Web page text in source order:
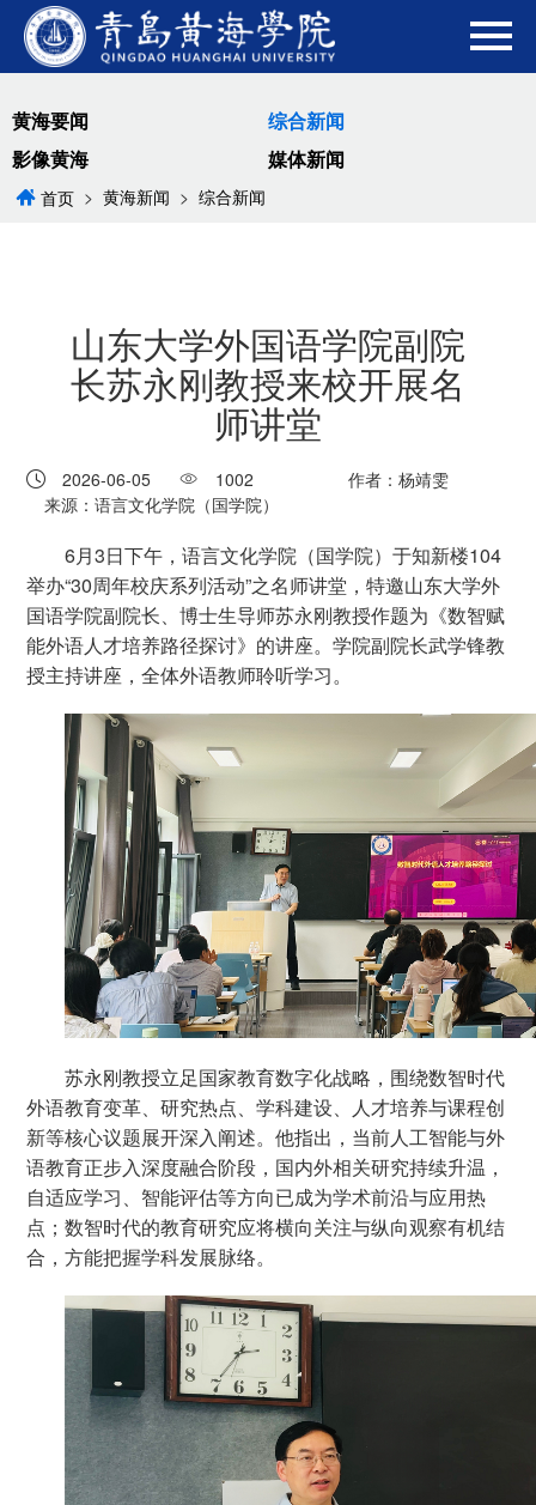
黄海要闻
综合新闻
影像黄海
媒体新闻
首页 > 黄海新闻 > 综合新闻
山东大学外国语学院副院
长苏永刚教授来校开展名
师讲堂
2026-06-05 1002
作者：杨靖雯
来源：语言文化学院（国学院）
6月3日下午，语言文化学院（国学院）于知新楼104
举办“30周年校庆系列活动”之名师讲堂，特邀山东大学外
国语学院副院长、博士生导师苏永刚教授作题为《数智赋
能外语人才培养路径探讨》的讲座。学院副院长武学锋教
授主持讲座，全体外语教师聆听学习。
苏永刚教授立足国家教育数字化战略，围绕数智时代
外语教育变革、研究热点、学科建设、人才培养与课程创
新等核心议题展开深入阐述。他指出，当前人工智能与外
语教育正步入深度融合阶段，国内外相关研究持续升温，
自适应学习、智能评估等方向已成为学术前沿与应用热
点；数智时代的教育研究应将横向关注与纵向观察有机结
合，方能把握学科发展脉络。